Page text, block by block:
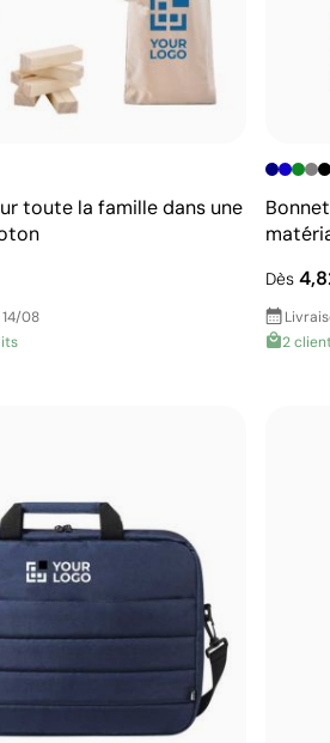
toute la famille dans une
08
Dès
2